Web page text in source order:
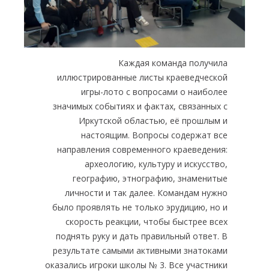
Каждая команда получила
иллюстрированные листы краеведческой
игры-лото с вопросами о наиболее
значимых событиях и фактах, связанных с
Иркутской областью, её прошлым и
настоящим. Вопросы содержат все
направления современного краеведения:
археологию, культуру и искусство,
географию, этнографию, знаменитые
личности и так далее. Командам нужно
было проявлять не только эрудицию, но и
скорость реакции, чтобы быстрее всех
поднять руку и дать правильный ответ. В
результате самыми активными знатоками
оказались игроки школы № 3. Все участники